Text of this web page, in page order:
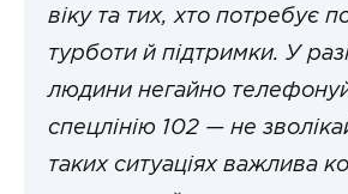
віку та тих, хто потребує
турботи й підтримки. У
людини негайно
спецлінію 102 — не
таких ситуаціях важлива